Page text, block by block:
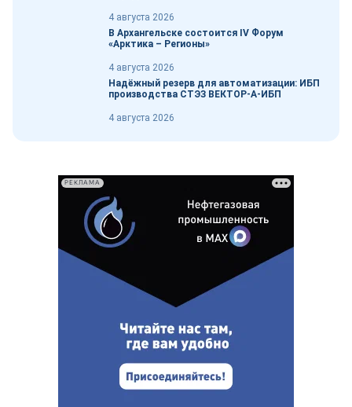
4 августа 2026
В Архангельске состоится IV Форум
«Арктика – Регионы»
4 августа 2026
Надёжный резерв для автоматизации: ИБП
производства СТЭЗ ВЕКТОР-А-ИБП
4 августа 2026
РЕКЛАМА